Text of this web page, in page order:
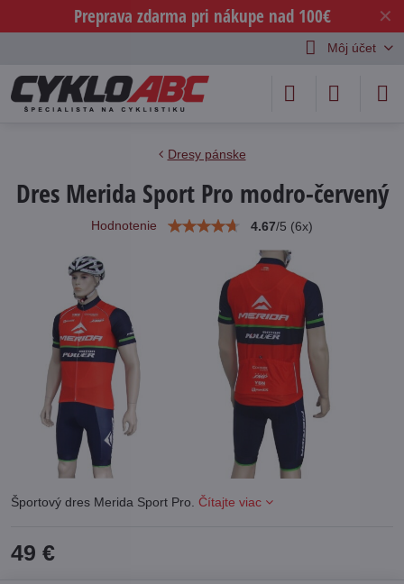
✕
Preprava zdarma pri nákupe nad 100€
Môj účet
Dresy pánske
Dres Merida Sport Pro modro-červený
Hodnotenie 4.67/5 (6x)
Športový dres Merida Sport Pro. Čítajte viac
49 €